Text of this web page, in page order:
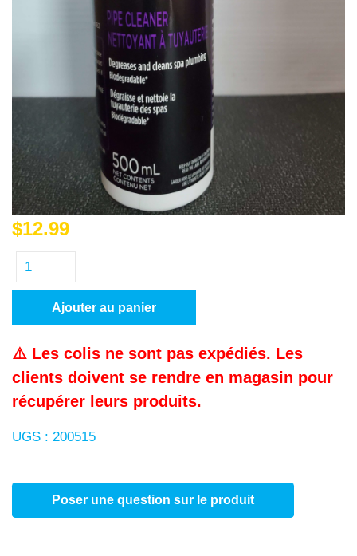
$12.99
Ajouter au panier
⚠️ Les colis ne sont pas expédiés. Les
clients doivent se rendre en magasin pour
récupérer leurs produits.
UGS : 200515
Poser une question sur le produit